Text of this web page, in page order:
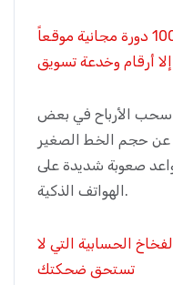
ماراثونبيت كازينو 100 دورة مجانية موقعاً AR: صراحةً لا
أرقام وخدعة تسويق
سحب الأرباح في بعض
عن حجم الخط الصغير
صعوبة شديدة على
الهواتف الذكية.
الحسابية التي لا
تستحق ضحكتك